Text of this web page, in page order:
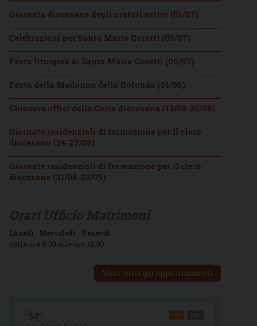
Notiziario della Diocesi di
Notiziario della Diocesi di
Giornata diocesana degli oratori estivi (01/07)
Celebrazioni per Santa Maria Goretti (05/07)
Festa liturgica di Santa Maria Goretti (06/07)
Festa della Madonna della Rotonda (01/08)
Chiusura uffici della Curia diocesana (13/08-30/08)
Giornate residenziali di formazione per il clero
diocesano (24-27/08)
Giornate residenziali di formazione per il clero
diocesano (31/08-03/09)
Lunedì - Mercoledì - Venerdì
dalle ore 9:30 alle ore 12:30
Vedi tutti gli appuntamenti